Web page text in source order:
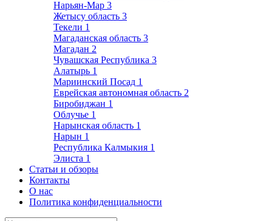
Нарьян-Мар 3
Жетысу область 3
Текели 1
Магаданская область 3
Магадан 2
Чувашская Республика 3
Алатырь 1
Мариинский Посад 1
Еврейская автономная область 2
Биробиджан 1
Облучье 1
Нарынская область 1
Нарын 1
Республика Калмыкия 1
Элиста 1
Статьи и обзоры
Контакты
О нас
Политика конфиденциальности